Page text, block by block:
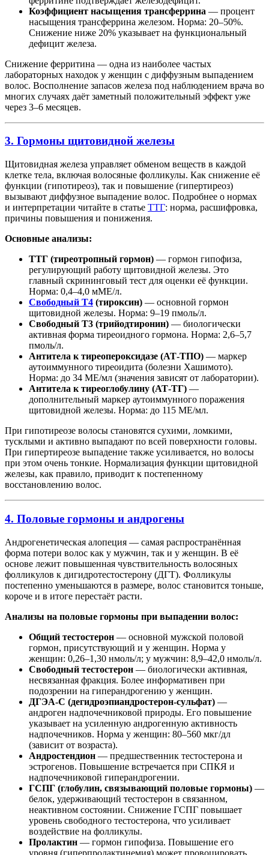
Коэффициент насыщения трансферрина — процент
насыщения трансферрина железом. Норма: 20–50%.
Снижение ниже 20% указывает на функциональный
дефицит железа.
Снижение ферритина — одна из наиболее частых
лабораторных находок у женщин с диффузным выпадением
волос. Восполнение запасов железа под наблюдением врача во
многих случаях даёт заметный положительный эффект уже
через 3–6 месяцев.
3. Гормоны щитовидной железы
Щитовидная железа управляет обменом веществ в каждой
клетке тела, включая волосяные фолликулы. Как снижение её
функции (гипотиреоз), так и повышение (гипертиреоз)
вызывают диффузное выпадение волос. Подробнее о нормах
и интерпретации читайте в статье ТТГ: норма, расшифровка,
причины повышения и понижения.
Основные анализы:
ТТГ (тиреотропный гормон) — гормон гипофиза,
регулирующий работу щитовидной железы. Это
главный скрининговый тест для оценки её функции.
Норма: 0,4–4,0 мМЕ/л.
Свободный Т4 (тироксин) — основной гормон
щитовидной железы. Норма: 9–19 пмоль/л.
Свободный Т3 (трийодтиронин) — биологически
активная форма тиреоидного гормона. Норма: 2,6–5,7
пмоль/л.
Антитела к тиреопероксидазе (АТ-ТПО) — маркер
аутоиммунного тиреоидита (болезни Хашимото).
Норма: до 34 МЕ/мл (значения зависят от лаборатории).
Антитела к тиреоглобулину (АТ-ТГ) —
дополнительный маркер аутоиммунного поражения
щитовидной железы. Норма: до 115 МЕ/мл.
При гипотиреозе волосы становятся сухими, ломкими,
тусклыми и активно выпадают по всей поверхности головы.
При гипертиреозе выпадение также усиливается, но волосы
при этом очень тонкие. Нормализация функции щитовидной
железы, как правило, приводит к постепенному
восстановлению волос.
4. Половые гормоны и андрогены
Андрогенетическая алопеция — самая распространённая
форма потери волос как у мужчин, так и у женщин. В её
основе лежит повышенная чувствительность волосяных
фолликулов к дигидротестостерону (ДГТ). Фолликулы
постепенно уменьшаются в размере, волос становится тоньше,
короче и в итоге перестаёт расти.
Анализы на половые гормоны при выпадении волос:
Общий тестостерон — основной мужской половой
гормон, присутствующий и у женщин. Норма у
женщин: 0,26–1,30 нмоль/л; у мужчин: 8,9–42,0 нмоль/л.
Свободный тестостерон — биологически активная,
несвязанная фракция. Более информативен при
подозрении на гиперандрогению у женщин.
ДГЭА-С (дегидроэпиандростерон-сульфат) —
андроген надпочечниковой природы. Его повышение
указывает на усиленную андрогенную активность
надпочечников. Норма у женщин: 80–560 мкг/дл
(зависит от возраста).
Андростендион — предшественник тестостерона и
эстрогенов. Повышение встречается при СПКЯ и
надпочечниковой гиперандрогении.
ГСПГ (глобулин, связывающий половые гормоны) —
белок, удерживающий тестостерон в связанном,
неактивном состоянии. Снижение ГСПГ повышает
уровень свободного тестостерона, что усиливает
воздействие на фолликулы.
Пролактин — гормон гипофиза. Повышение его
уровня (гиперпролактинемия) может провоцировать